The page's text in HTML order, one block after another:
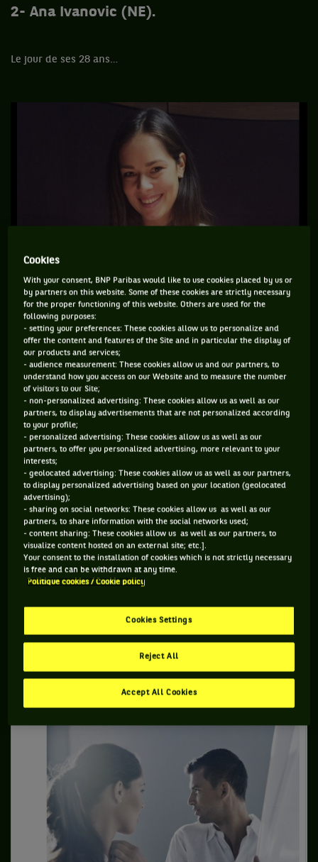
2- Ana Ivanovic (NE).
Le jour de ses 28 ans…
…Ana Ivanovic a appris qu’elle était élue, d'après un sondage
du site italienVictoria Milan,la joueuse la plus belle du
circuit.Avec 24% des suffrages, elle devance Maria
Sharapova (21% des voix) et Eugénie Bouchard (19%). La
veille, elle posait pour Rolex avec Grigor Dimitrov, l'ex de
Sharapova.
Cookies
With your consent, BNP Paribas would like to use cookies placed by us or
by partners on this website. Some of these cookies are strictly necessary
for the proper functioning of this website. Others are used for the
following purposes:
- setting your preferences: These cookies allow us to personalize and
offer the content and features of the Site and in particular the display of
our products and services;
- audience measurement: These cookies allow us and our partners, to
understand how you access on our Website and to measure the number
of visitors to our Site;
- non-personalized advertising: These cookies allow us as well as our
partners, to display advertisements that are not personalized according
to your profile;
- personalized advertising: These cookies allow us as well as our
partners, to offer you personalized advertising, more relevant to your
interests;
- geolocated advertising: These cookies allow us as well as our partners,
to display personalized advertising based on your location (geolocated
advertising);
- sharing on social networks: These cookies allow us as well as our
partners, to share information with the social networks used;
- content sharing: These cookies allow us as well as our partners, to
visualize content hosted on an external site; etc.].
Your consent to the installation of cookies which is not strictly necessary
is free and can be withdrawn at any time.
Politique cookies / Cookie policy
Cookies Settings
Reject All
Accept All Cookies